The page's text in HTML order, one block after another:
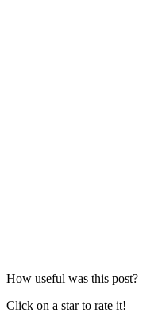
How useful was this post?
Click on a star to rate it!